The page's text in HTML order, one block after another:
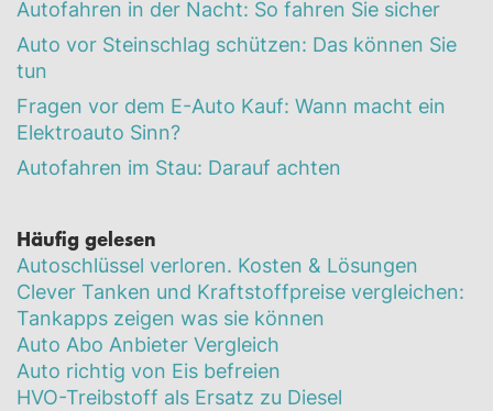
Autofahren in der Nacht: So fahren Sie sicher
Auto vor Steinschlag schützen: Das können Sie
tun
Fragen vor dem E-Auto Kauf: Wann macht ein
Elektroauto Sinn?
Autofahren im Stau: Darauf achten
Häufig gelesen
Autoschlüssel verloren. Kosten & Lösungen
Clever Tanken und Kraftstoffpreise vergleichen:
Tankapps zeigen was sie können
Auto Abo Anbieter Vergleich
Auto richtig von Eis befreien
HVO-Treibstoff als Ersatz zu Diesel